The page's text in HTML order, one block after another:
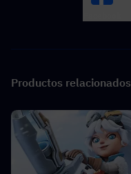
Productos relacionados